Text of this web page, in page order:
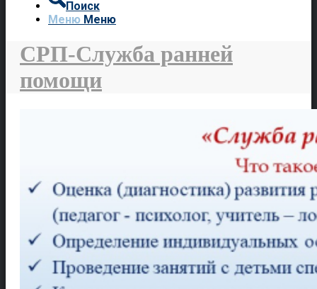
Поиск
Меню Меню
СРП-Служба ранней
помощи